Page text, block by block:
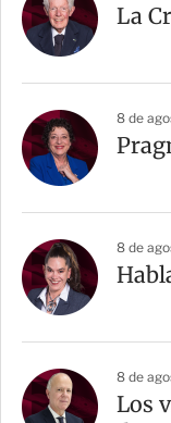
La
8 de
8 de
8 de
Los